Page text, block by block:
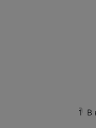
1 В